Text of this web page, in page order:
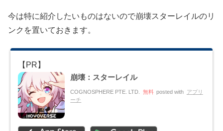
今は特に紹介したいものはないので崩壊スターレイルのリ
ンクを置いておきます。
崩壊：スターレイル
COGNOSPHERE PTE. LTD. 無料 posted with アプリ
ーチ